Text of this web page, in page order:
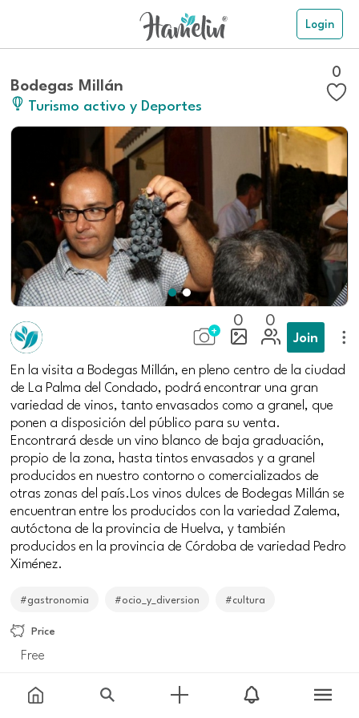
Login
Bodegas Millán
Turismo activo y Deportes
0
0 0
Join
En la visita a Bodegas Millán, en pleno centro de la ciudad
de La Palma del Condado, podrá encontrar una gran
variedad de vinos, tanto envasados como a granel, que
ponen a disposición del público para su venta.
Encontrará desde un vino blanco de baja graduación,
propio de la zona, hasta tintos envasados y a granel
producidos en nuestro contorno o comercializados de
otras zonas del país.Los vinos dulces de Bodegas Millán se
encuentran entre los producidos con la variedad Zalema,
autóctona de la provincia de Huelva, y también
producidos en la provincia de Córdoba de variedad Pedro
Ximénez.
#gastronomia #ocio_y_diversion #cultura
Price
Free
Calle Alcalde José Miguel Pavón Díaz, 11, 21700 La